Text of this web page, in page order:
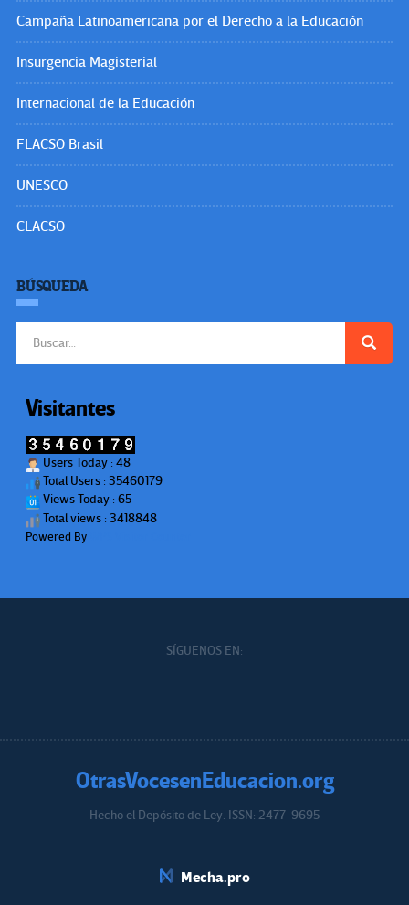
Campaña Latinoamericana por el Derecho a la Educación
Insurgencia Magisterial
Internacional de la Educación
FLACSO Brasil
UNESCO
CLACSO
BÚSQUEDA
Visitantes
Users Today : 48
Total Users : 35460179
Views Today : 65
Total views : 3418848
Powered By
SÍGUENOS EN:
OtrasVocesenEducacion.org
Hecho el Depósito de Ley. ISSN: 2477-9695
Mecha.pro